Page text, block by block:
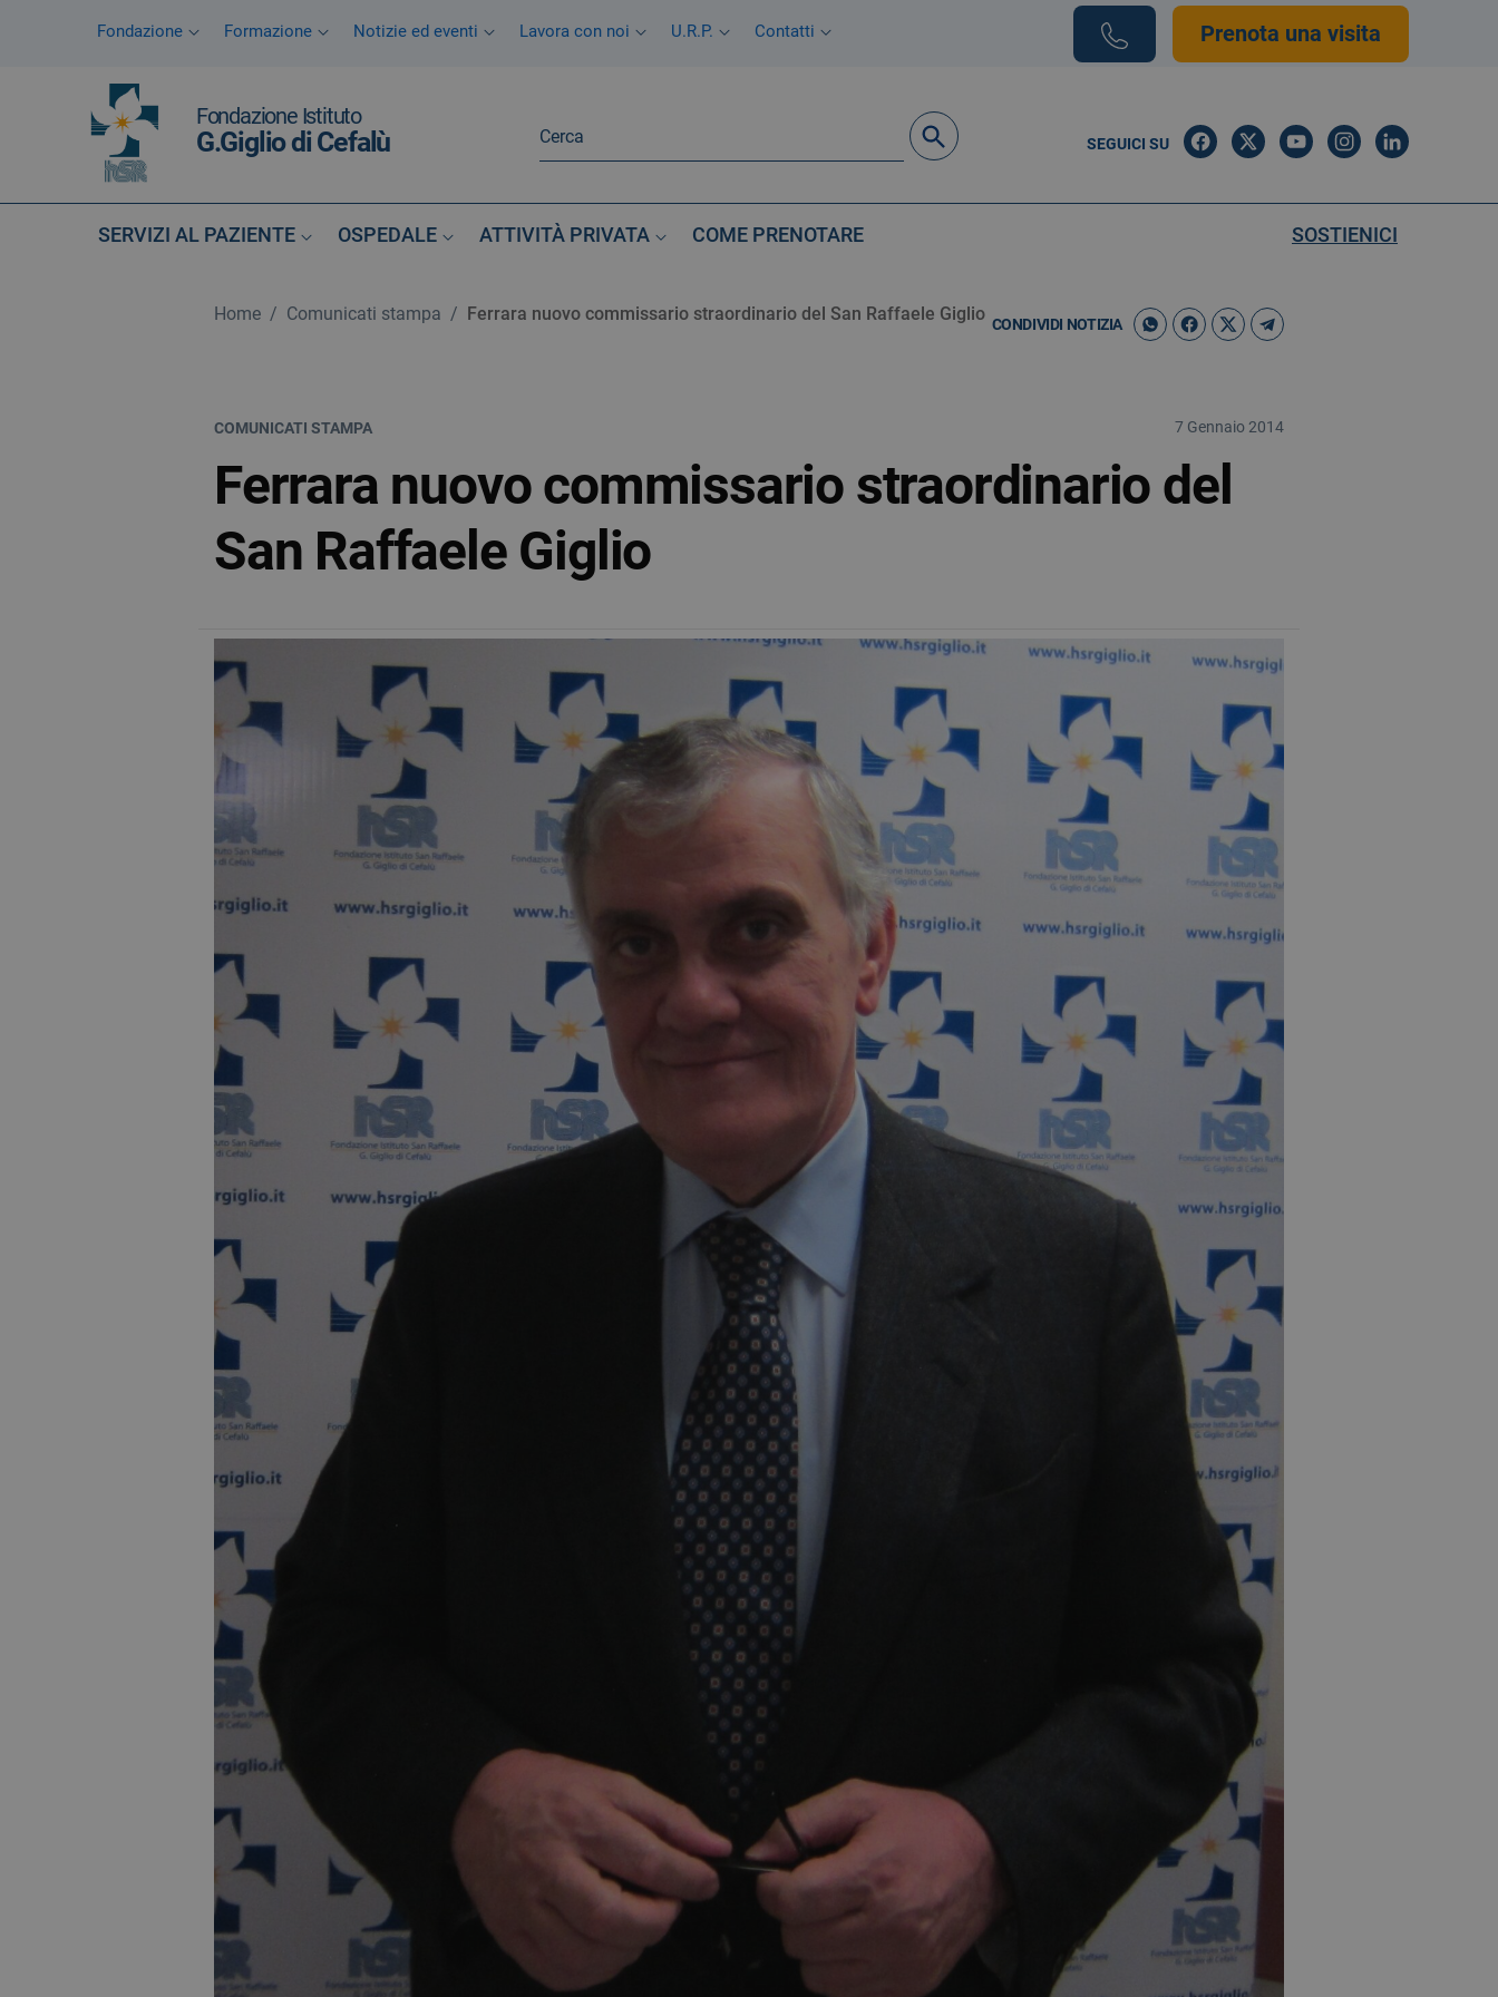
Vai al menu di navigazione
Fondazione Formazione Notizie ed eventi Lavora con noi U.R.P. Contatti Prenota una visita
Fondazione Istituto
G.Giglio di Cefalù SEGUICI SU
SERVIZI AL PAZIENTE OSPEDALE ATTIVITÀ PRIVATA COME PRENOTARE SOSTIENICI
Home / Comunicati stampa / Ferrara nuovo commissario straordinario del San Raffaele Giglio CONDIVIDI NOTIZIA
COMUNICATI STAMPA 7 Gennaio 2014
Ferrara nuovo commissario straordinario del
San Raffaele Giglio